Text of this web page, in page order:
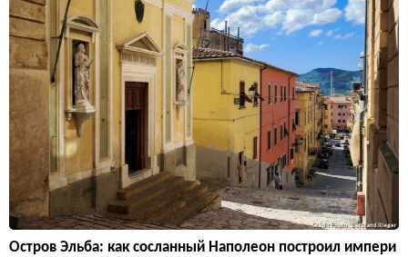
Остров Эльба: как сосланный Наполеон построил импери